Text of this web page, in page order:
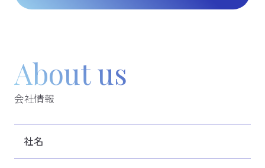
About us
会社情報
社名